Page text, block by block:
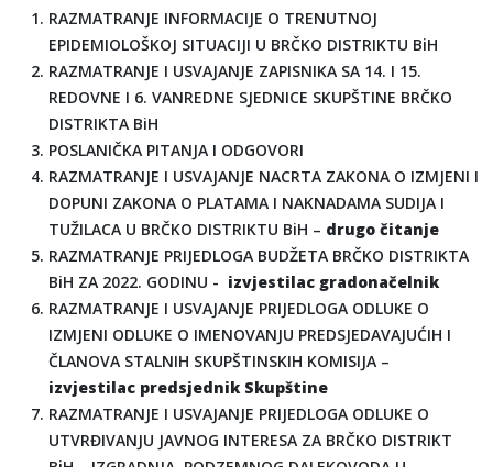
RAZMATRANJE INFORMACIJE O TRENUTNOJ
EPIDEMIOLOŠKOJ SITUACIJI U BRČKO DISTRIKTU BiH
RAZMATRANJE I USVAJANJE ZAPISNIKA SA 14. I 15.
REDOVNE I 6. VANREDNE SJEDNICE SKUPŠTINE BRČKO
DISTRIKTA BiH
POSLANIČKA PITANJA I ODGOVORI
RAZMATRANJE I USVAJANJE NACRTA ZAKONA O IZMJENI I
DOPUNI ZAKONA O PLATAMA I NAKNADAMA SUDIJA I
TUŽILACA U BRČKO DISTRIKTU BiH – drugo čitanje
RAZMATRANJE PRIJEDLOGA BUDŽETA BRČKO DISTRIKTA
BiH ZA 2022. GODINU - izvjestilac gradonačelnik
RAZMATRANJE I USVAJANJE PRIJEDLOGA ODLUKE O
IZMJENI ODLUKE O IMENOVANJU PREDSJEDAVAJUĆIH I
ČLANOVA STALNIH SKUPŠTINSKIH KOMISIJA –
izvjestilac predsjednik Skupštine
RAZMATRANJE I USVAJANJE PRIJEDLOGA ODLUKE O
UTVRĐIVANJU JAVNOG INTERESA ZA BRČKO DISTRIKT